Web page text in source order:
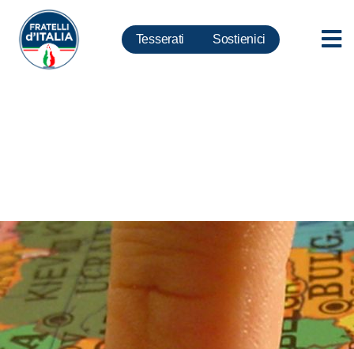
Tesserati Sostienici